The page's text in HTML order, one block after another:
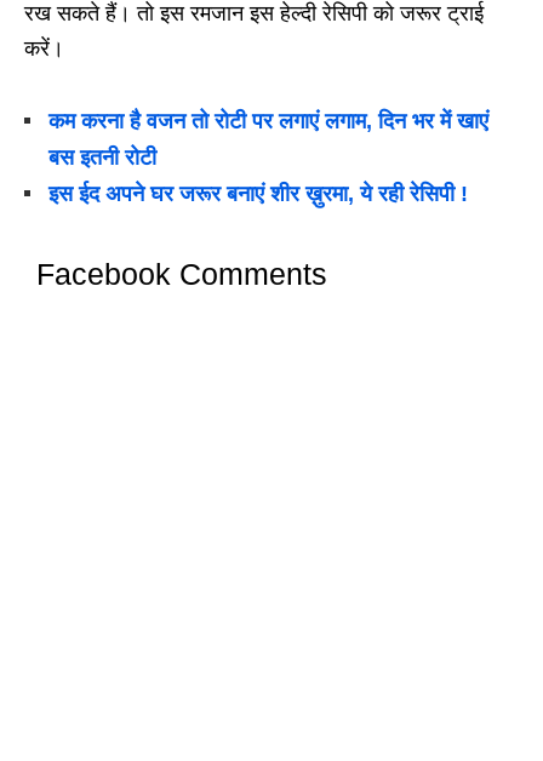
रख सकते हैं। तो इस रमजान इस हेल्दी रेसिपी को जरूर ट्राई
करें।
कम करना है वजन तो रोटी पर लगाएं लगाम, दिन भर में खाएं
बस इतनी रोटी
इस ईद अपने घर जरूर बनाएं शीर ख़ुरमा, ये रही रेसिपी !
Facebook Comments